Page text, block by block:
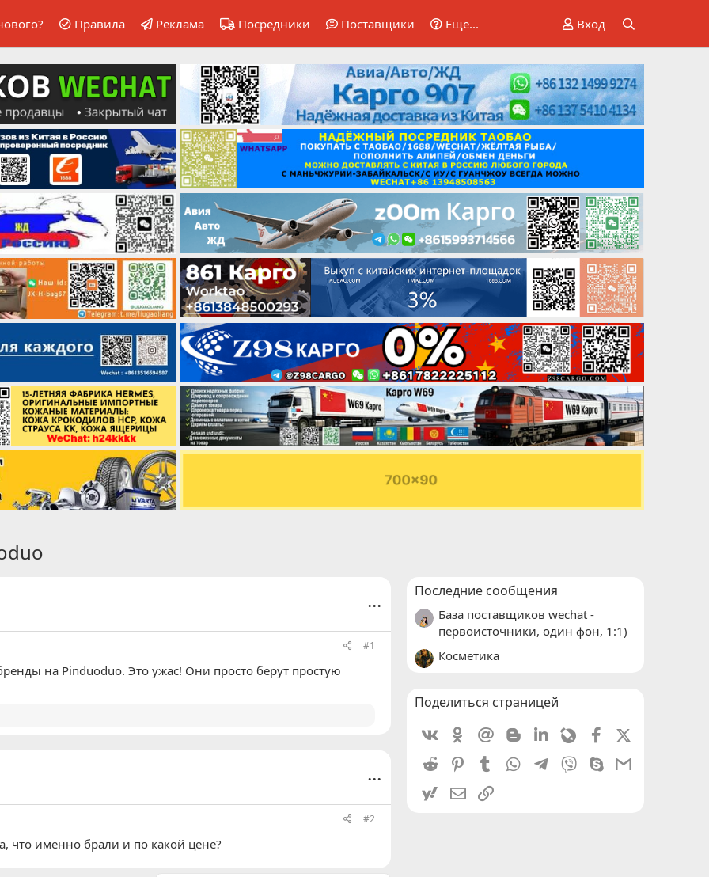
Правила Реклама Посредники Поставщики Еще... Вход
...
#1
на Pinduoduo. Это ужас! Они просто берут простую
...
#2
что именно брали и по какой цене?
Последние сообщения
База поставщиков wechat -
первоисточники, один фон, 1:1)
Косметика
Поделиться страницей
VkontakteOdnoklassniki
Mail.ru BloggerLinkedin
LivejournalFacebook
Reddit PinterestTumblr WhatsAppTelegram
Viber SkypeGmail
yahoomailЭлектронная почта